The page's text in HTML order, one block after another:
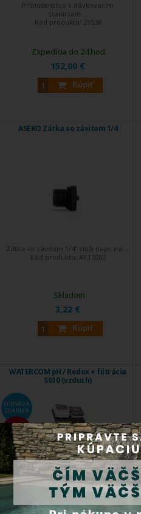
Príslušenstvo k dávkovacím
staniciam ...
Kód produktu: 21538
152,00 €
Kúpiť
Expedícia do 24 hod.
ASEKO Zátka so závitom 1/4
Zátka so závitom 1/4" slúži napr. na ...
Kód produktu: AK13082
3,22 €
Kúpiť
Skladom
WATERCOM pH / Redox + filtrácia
S610 (vzduch)
DOPRAVA
ZDARMA
EXTRA
ZĽAVA
Watercom predstavuje kompaktný,
priestorovo ...
Kód produktu:D013340100